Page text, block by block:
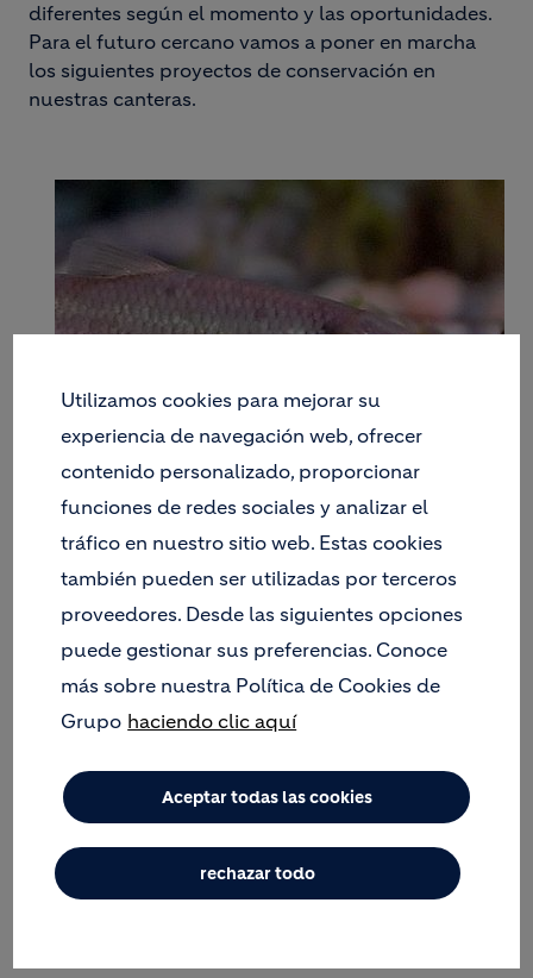
diferentes según el momento y las oportunidades.
Para el futuro cercano vamos a poner en marcha
los siguientes proyectos de conservación en
nuestras canteras.
Peces
Siempre que tenemos oportunidad, intentamos
húmedas. Estos lugares son puntos de atracción
para muchas especies y de dispersión de otras.
Muchas de las zonas humedas que hemos creado
ya presentan un estado óptimo de desarrollo de
sus ecosistemas acuáticos y queremos ponerlas a
que sean lugares donde investigar y gestionar la
reintroducción de especies de peces autóctonos
Utilizamos cookies para mejorar su
experiencia de navegación web, ofrecer
contenido personalizado, proporcionar
funciones de redes sociales y analizar el
tráfico en nuestro sitio web. Estas cookies
también pueden ser utilizadas por terceros
proveedores. Desde las siguientes opciones
puede gestionar sus preferencias. Conoce
más sobre nuestra Política de Cookies de
Grupo haciendo clic aquí
Aceptar todas las cookies
rechazar todo